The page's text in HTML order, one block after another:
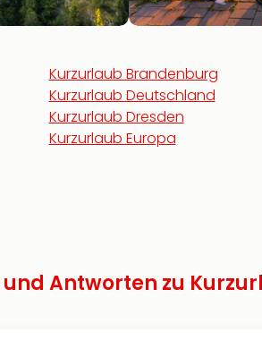
Kurzurlaub Brandenburg
Kurzurlaub Deutschland
Kurzurlaub Dresden
Kurzurlaub Europa
und Antworten zu